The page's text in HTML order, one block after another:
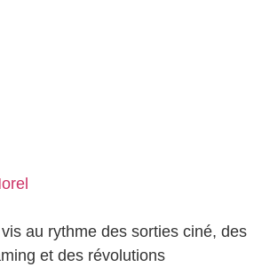
au rythme des sorties ciné, des
et des révolutions